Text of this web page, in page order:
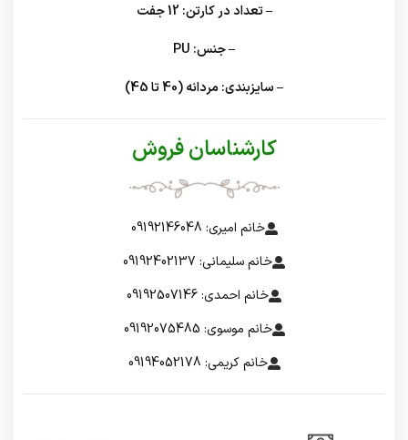
– تعداد در کارتن:
– جنس: PU
– سایزبندی: مردانه (40 تا 45)
کارشناسان فروش
خانم امیری: 09192146048
خانم سلیمانی: 09192402137
خانم احمدی: 09192507146
خانم موسوی: 09192075485
خانم کریمی: 09194052178